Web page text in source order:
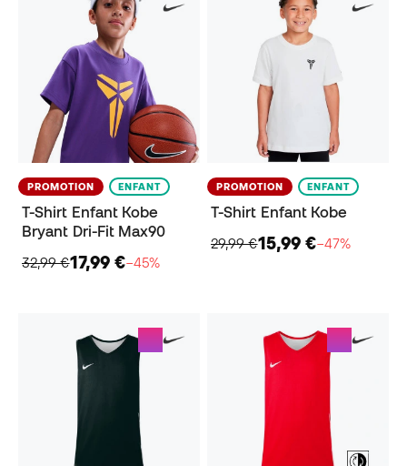
PROMOTION ENFANT
T-Shirt Enfant Kobe
Bryant Dri-Fit Max90
32,99 €17,99 €−45%
PROMOTION ENFANT
T-Shirt Enfant Kobe
29,99 €15,99 €−47%